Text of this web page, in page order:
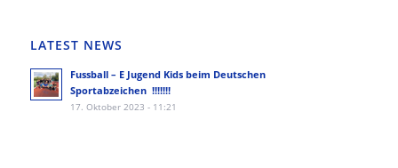
LATEST NEWS
Fussball – E Jugend Kids beim Deutschen
Sportabzeichen !!!!!!!
17. Oktober 2023 - 11:21